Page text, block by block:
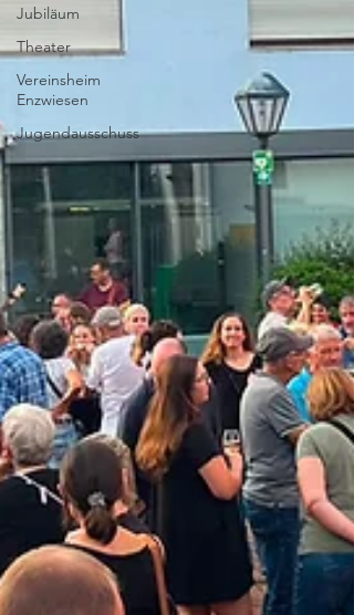
Jubiläum
Theater
Vereinsheim
Enzwiesen
Jugendausschuss